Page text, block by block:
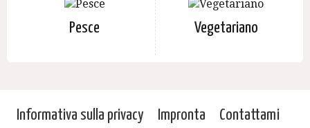
Pesce Vegetariano
Informativa sulla privacy Impronta Contattami